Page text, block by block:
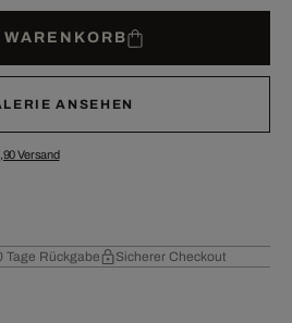
ANSEHEN
Versand
Tage Rückgabe Sicherer Checkout